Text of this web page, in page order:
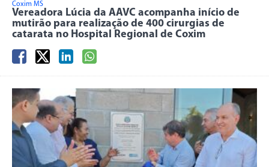
Coxim MS
Vereadora Lúcia da AAVC acompanha início de
mutirão para realização de 400 cirurgias de
catarata no Hospital Regional de Coxim